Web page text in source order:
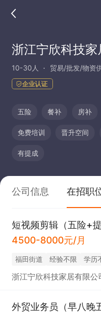
浙江宁欣科技家
10-30人 贸易/批发/物资
企业认证
五险 餐补 房补
免费培训 晋升空间
有提成
公司信息 在招职
短视频剪辑（五险+
4500-8000元/月
福田街道 经验不限 学历
浙江宁欣科技家居有限公
外贸业务员（早八晚